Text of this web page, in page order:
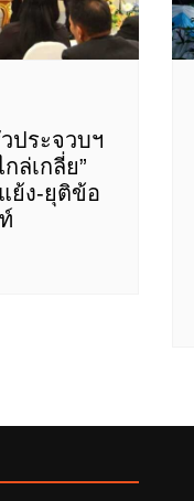
ประจวบฯ
ล่เกลี่ย”
ย้ง-ยุติข้อ